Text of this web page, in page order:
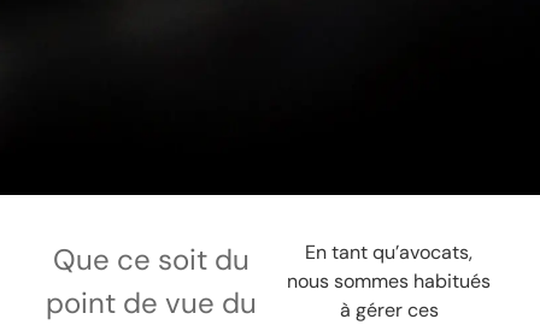
Que ce soit du
point de vue du
En tant qu’avocats,
nous sommes habitués
à gérer ces